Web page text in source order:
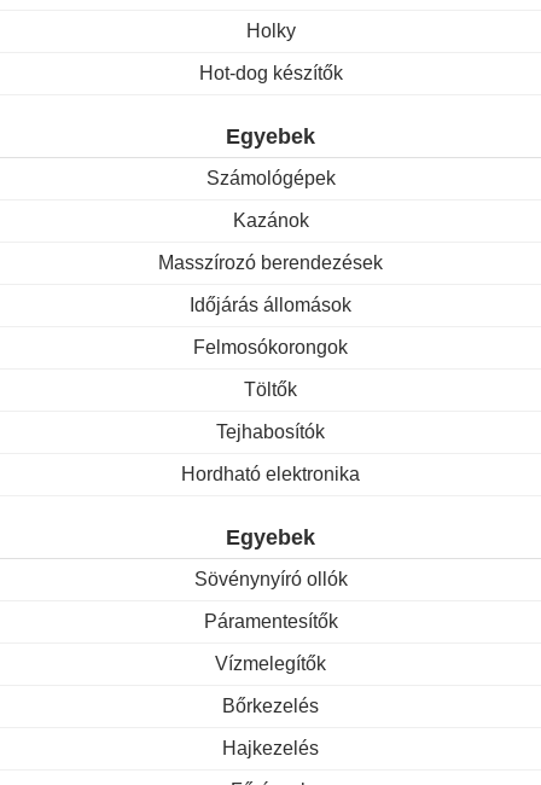
Holky
Hot-dog készítők
Egyebek
Számológépek
Kazánok
Masszírozó berendezések
Időjárás állomások
Felmosókorongok
Töltők
Tejhabosítók
Hordható elektronika
Egyebek
Sövénynyíró ollók
Páramentesítők
Vízmelegítők
Bőrkezelés
Hajkezelés